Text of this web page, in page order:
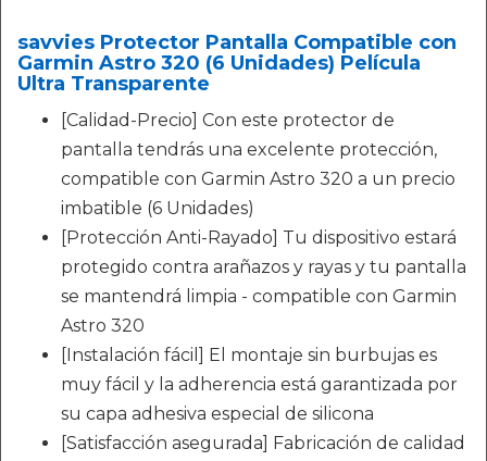
savvies Protector Pantalla Compatible con
Garmin Astro 320 (6 Unidades) Película
Ultra Transparente
[Calidad-Precio] Con este protector de
pantalla tendrás una excelente protección,
compatible con Garmin Astro 320 a un precio
imbatible (6 Unidades)
[Protección Anti-Rayado] Tu dispositivo estará
protegido contra arañazos y rayas y tu pantalla
se mantendrá limpia - compatible con Garmin
Astro 320
[Instalación fácil] El montaje sin burbujas es
muy fácil y la adherencia está garantizada por
su capa adhesiva especial de silicona
[Satisfacción asegurada] Fabricación de calidad